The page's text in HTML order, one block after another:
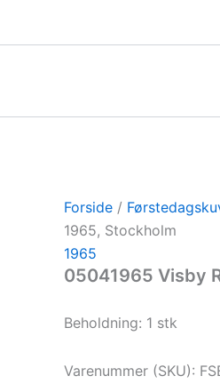
Forside /
1965, Stockholm
1965
05041965 Visby
Beholdning: 1 stk
Varenummer (SKU):